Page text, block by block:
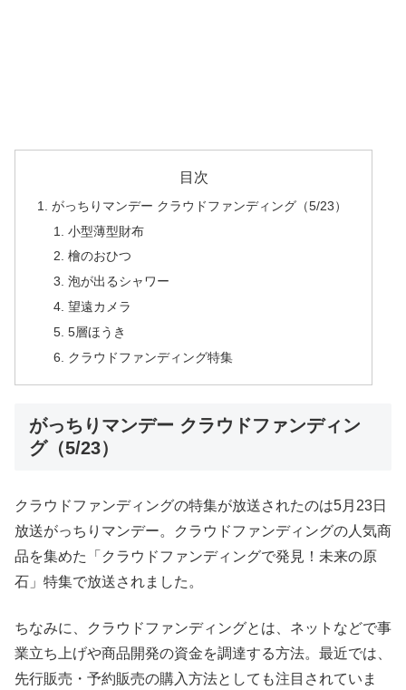
目次
がっちりマンデー クラウドファンディング（5/23）
小型薄型財布
檜のおひつ
泡が出るシャワー
望遠カメラ
5層ほうき
クラウドファンディング特集
がっちりマンデー クラウドファンディン
グ（5/23）
クラウドファンディングの特集が放送されたのは5月23日
放送がっちりマンデー。クラウドファンディングの人気商
品を集めた「クラウドファンディングで発見！未来の原
石」特集で放送されました。
ちなみに、クラウドファンディングとは、ネットなどで事
業立ち上げや商品開発の資金を調達する方法。最近では、
先行販売・予約販売の購入方法としても注目されていま